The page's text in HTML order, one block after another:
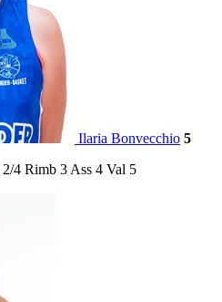
Ilaria Bonvecchio 5
2/4 Rimb 3 Ass 4 Val 5